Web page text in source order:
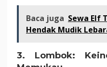
Baca juga Sewa Elf
Hendak Mudik
3. Lombok: